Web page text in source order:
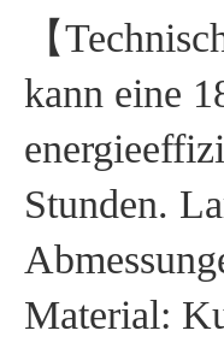
【
kann eine
Stunden.
Material: